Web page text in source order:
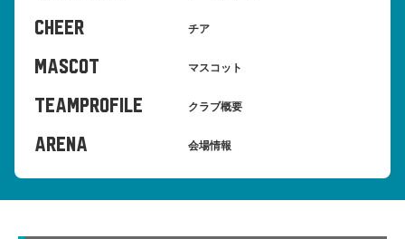
cheer チア
mascot マスコット
teamprofile クラブ概要
arena 会場情報